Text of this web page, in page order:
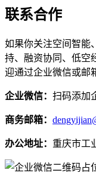
联系合作
如果你关注空间智能
持、融资协同、低空
迎通过企业微信或邮
企业微信： 扫码添加
商务邮箱：
办公地址： 重庆市工